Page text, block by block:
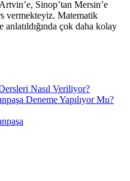
Sinop’tan Mersin’e
vermekteyiz. Matematik
çok daha kolay
Nasıl Veriliyor?
Deneme Yapılıyor Mu?